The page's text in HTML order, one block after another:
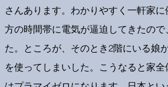
さんあります。わかりやすく一軒家
方の時間帯に電気が逼迫してきたの
た。ところが、そのとき2階にいる娘
を使ってしまいした。こうなると家